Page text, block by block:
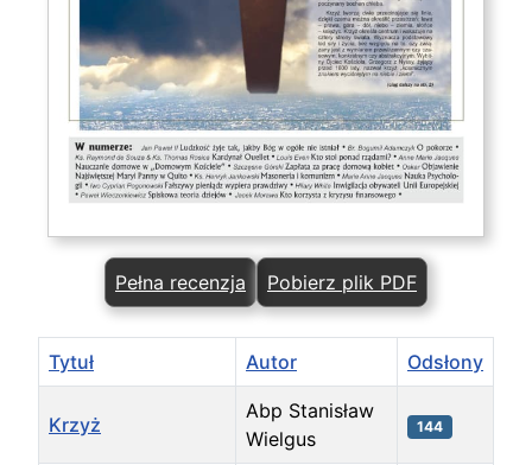
Pełna recenzja Pobierz plik PDF
Tytuł Autor Odsłony
Krzyż
Abp Stanisław
Wielgus
144